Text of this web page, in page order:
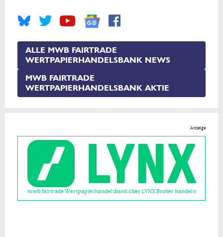
ALLE MWB FAIRTRADE
WERTPAPIERHANDELSBANK NEWS
MWB FAIRTRADE
WERTPAPIERHANDELSBANK AKTIE
Anzeige
mwb fairtrade Wertpapierhandelsbank über LYNX Broker handeln